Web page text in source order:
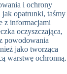
i ochrony
opatrunki, taśmy
z informacjami
oczyszczająca,
powodowania
jako tworząca
warstwę ochronną.